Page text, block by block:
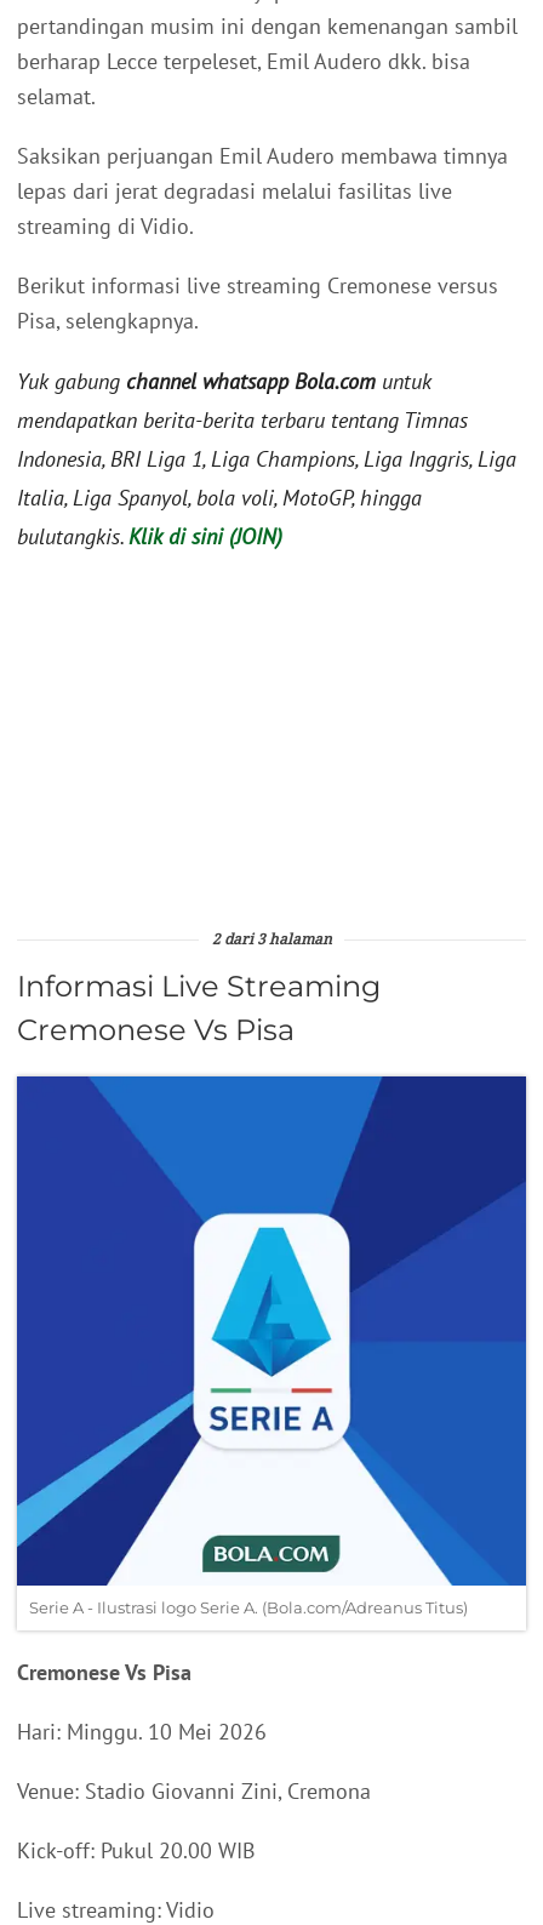
pertandingan musim ini dengan kemenangan sambil
berharap Lecce terpeleset, Emil Audero dkk. bisa
selamat.
Saksikan perjuangan Emil Audero membawa timnya
lepas dari jerat degradasi melalui fasilitas live
streaming di Vidio.
Berikut informasi live streaming Cremonese versus
Pisa, selengkapnya.
Yuk gabung channel whatsapp Bola.com untuk
mendapatkan berita-berita terbaru tentang Timnas
Indonesia, BRI Liga 1, Liga Champions, Liga Inggris, Liga
Italia, Liga Spanyol, bola voli, MotoGP, hingga
bulutangkis.Klik di sini (JOIN)
2 dari 3 halaman
Informasi Live Streaming
Cremonese Vs Pisa
Serie A - Ilustrasi logo Serie A. (Bola.com/Adreanus Titus)
Cremonese Vs Pisa
Hari: Minggu. 10 Mei 2026
Venue: Stadio Giovanni Zini, Cremona
Kick-off: Pukul 20.00 WIB
Live streaming: Vidio